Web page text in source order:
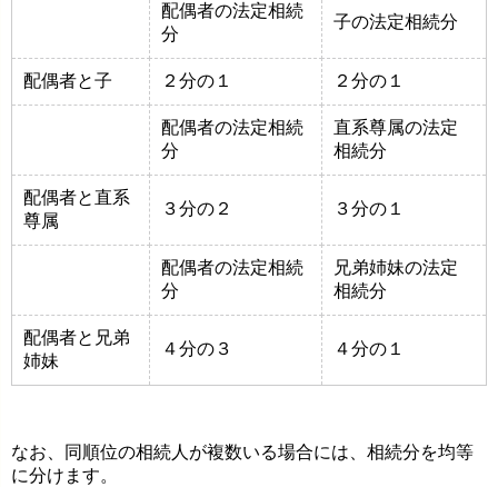
配偶者の法定相続
分
子の法定相続分
配偶者と子 ２分の１ ２分の１
配偶者の法定相続
分
直系尊属の法定
相続分
配偶者と直系
尊属
３分の２ ３分の１
配偶者の法定相続
分
兄弟姉妹の法定
相続分
配偶者と兄弟
姉妹
４分の３ ４分の１
なお、同順位の相続人が複数いる場合には、相続分を均等
に分けます。